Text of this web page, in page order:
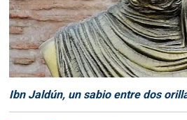
Ibn Jaldún, un sabio entre dos